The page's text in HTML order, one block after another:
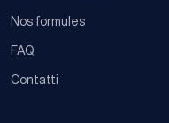
Nos formules
FAQ
Contatti